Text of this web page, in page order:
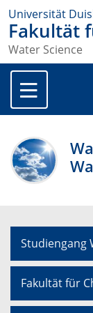
Universität
Fakultät
Water Science
Studiengang
Fakultät für